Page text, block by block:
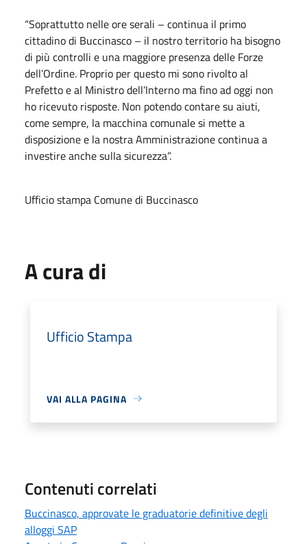
“Soprattutto nelle ore serali – continua il primo
cittadino di Buccinasco – il nostro territorio ha bisogno
di più controlli e una maggiore presenza delle Forze
dell’Ordine. Proprio per questo mi sono rivolto al
Prefetto e al Ministro dell’Interno ma fino ad oggi non
ho ricevuto risposte. Non potendo contare su aiuti,
come sempre, la macchina comunale si mette a
disposizione e la nostra Amministrazione continua a
investire anche sulla sicurezza”.
Ufficio stampa Comune di Buccinasco
A cura di
Ufficio Stampa
VAI ALLA PAGINA
Contenuti correlati
Buccinasco, approvate le graduatorie definitive degli
alloggi SAP